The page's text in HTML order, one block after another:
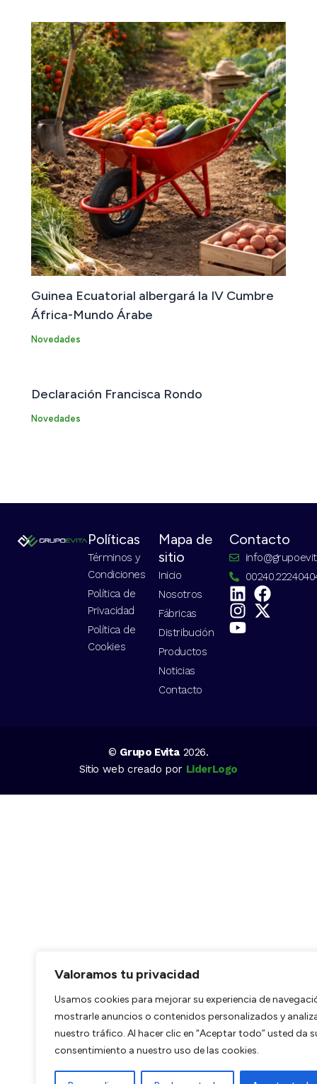
Valoramos tu privacidad
Usamos cookies para mejorar su experiencia de
mostrarle anuncios o contenidos personalizados y
nuestro tráfico. Al hacer clic en “Aceptar todo” usted da
consentimiento a nuestro uso de las cookies.
Guinea Ecuatorial albergará la IV Cumbre
África-Mundo Árabe
Novedades
Declaración Francisca Rondo
Novedades
Políticas
Términos y
Condiciones
Política de
Privacidad
Política de
Cookies
Mapa de
sitio
Inicio
Nosotros
Fábricas
Distribución
Productos
Noticias
Contacto
Contacto
© Grupo Evita 2026.
Sitio web creado por LiderLogo